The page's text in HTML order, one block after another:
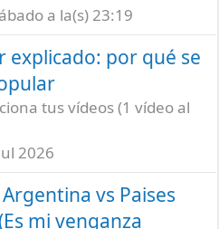
a la(s) 23:19
explicado: por qué se
tus vídeos (1 vídeo al
2026
vs Paises
mi venganza